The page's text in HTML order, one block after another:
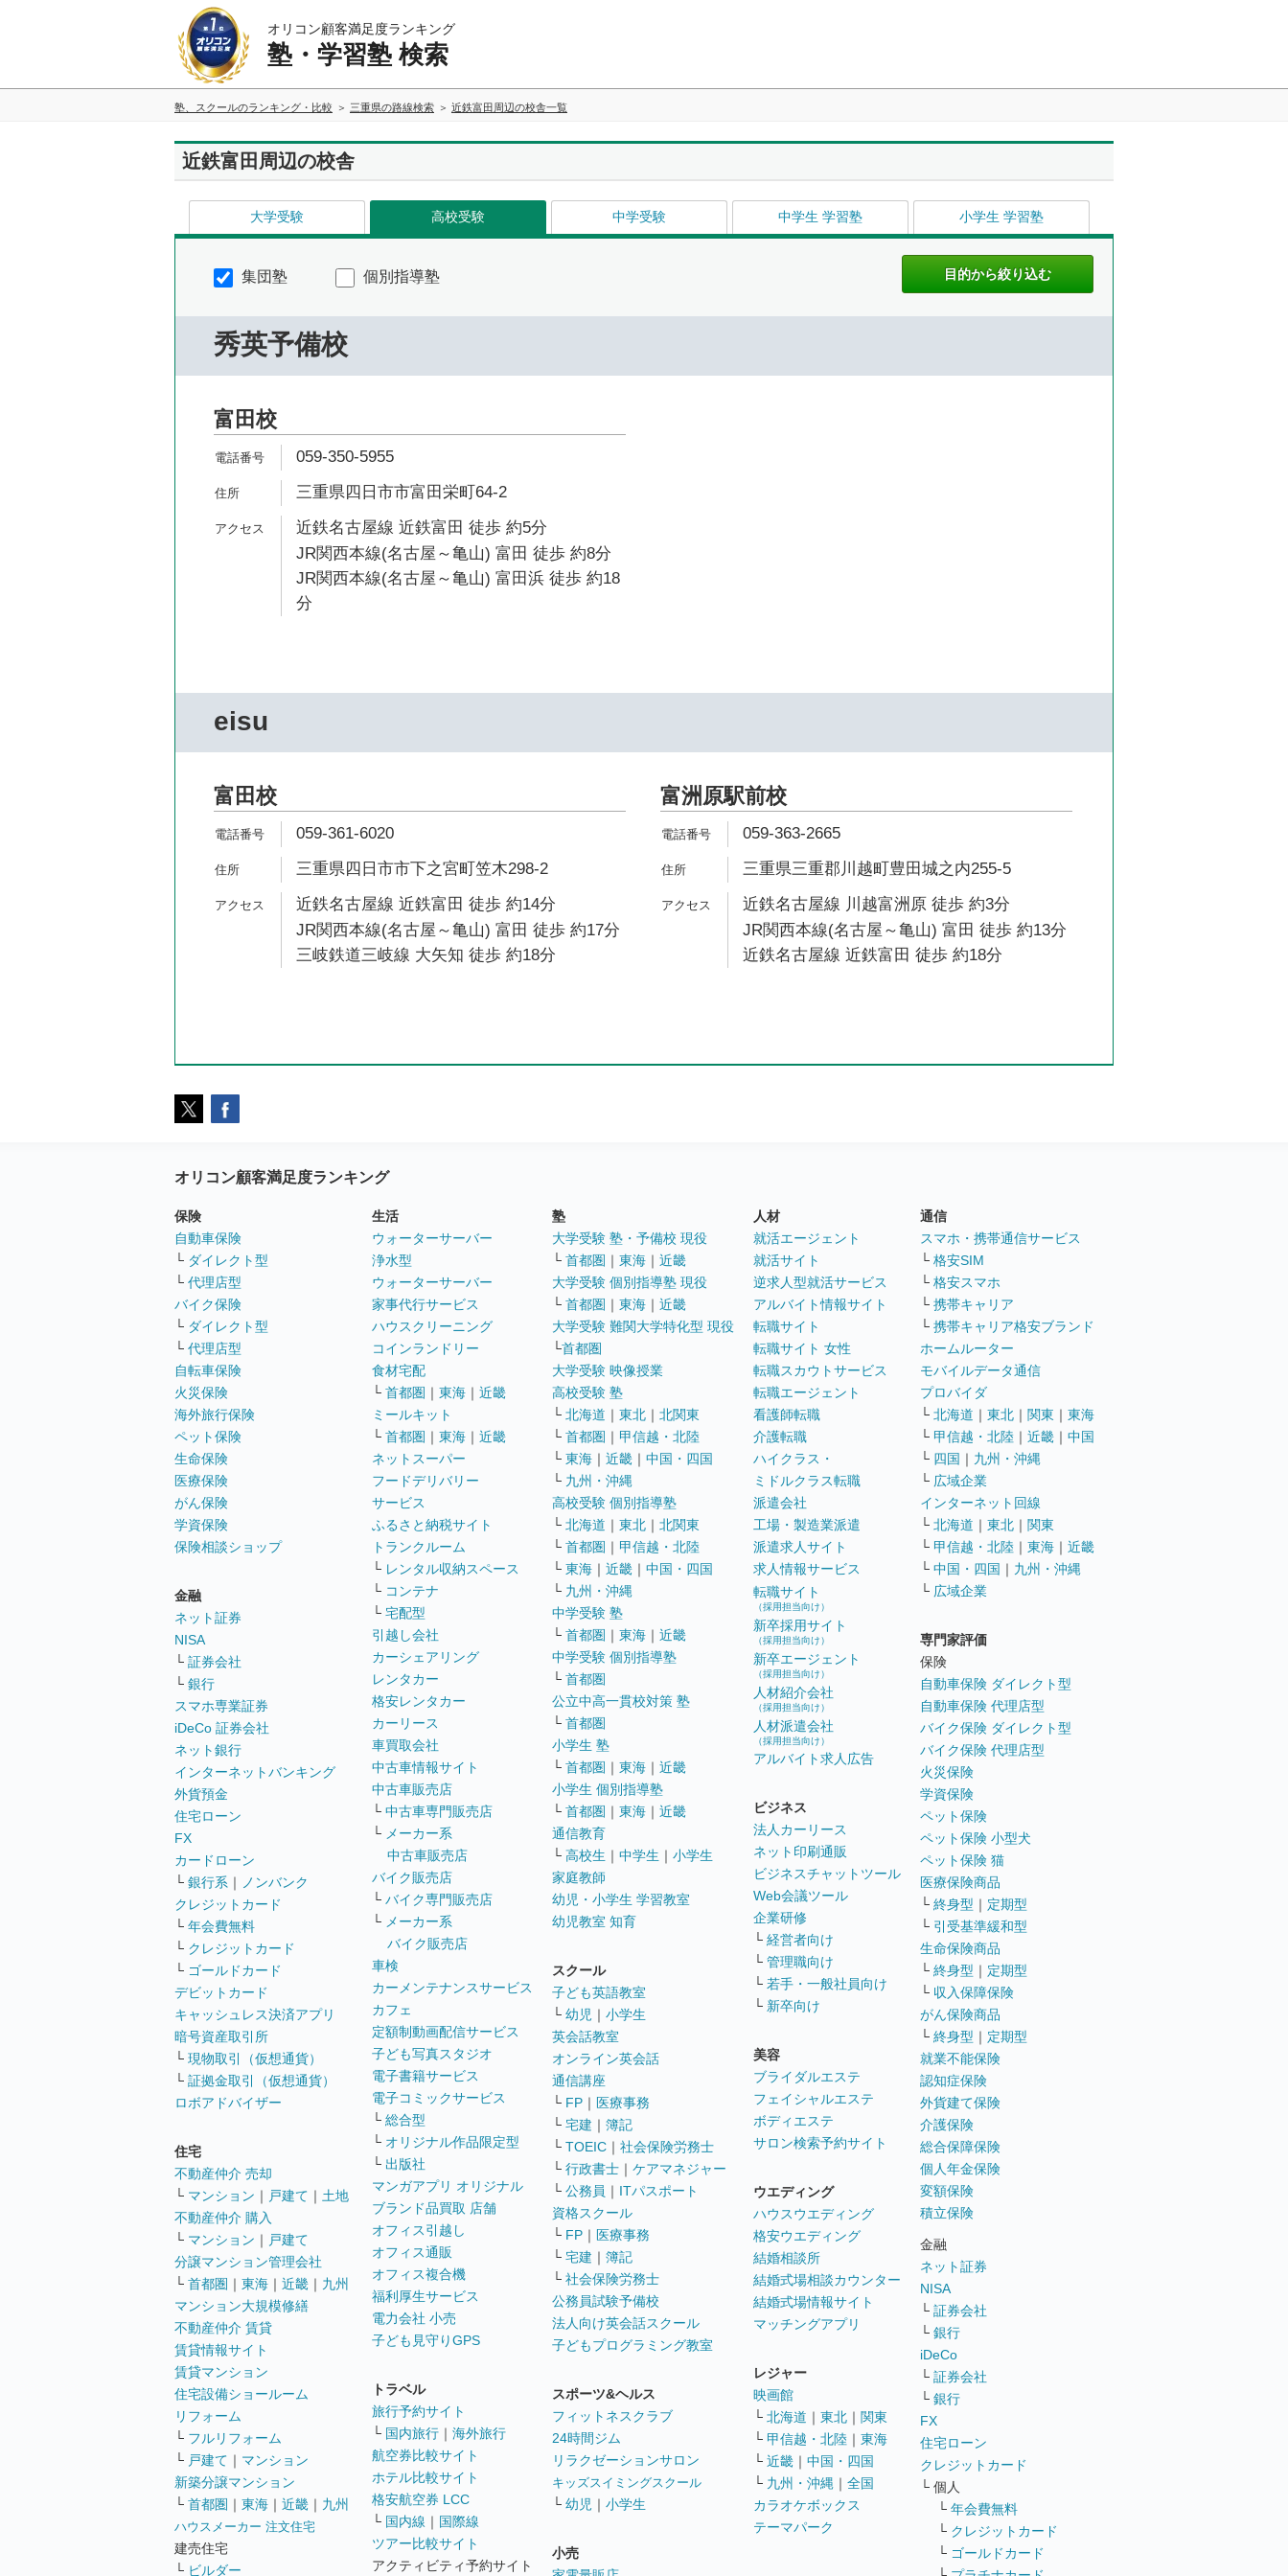
オリコン顧客満足度ランキング
塾・学習塾 検索
塾、スクールのランキング・比較 三重県の路線検索 近鉄富田周辺の校舎一覧
近鉄富田周辺の校舎
大学受験 高校受験 中学受験 中学生 学習塾 小学生 学習塾
集団塾 個別指導塾
秀英予備校
富田校
059-350-5955
三重県四日市市富田栄町64-2
近鉄名古屋線 近鉄富田 徒歩 約5分
JR関西本線(名古屋～亀山) 富田 徒歩 約8分
JR関西本線(名古屋～亀山) 富田浜 徒歩 約18
分
eisu
富田校
059-361-6020
三重県四日市市下之宮町笠木298-2
近鉄名古屋線 近鉄富田 徒歩 約14分
JR関西本線(名古屋～亀山) 富田 徒歩 約17分
三岐鉄道三岐線 大矢知 徒歩 約18分
富洲原駅前校
059-363-2665
三重県三重郡川越町豊田城之内255-5
近鉄名古屋線 川越富洲原 徒歩 約3分
JR関西本線(名古屋～亀山) 富田 徒歩 約13分
近鉄名古屋線 近鉄富田 徒歩 約18分
オリコン顧客満足度ランキング
保険
自動車保険
└ ダイレクト型
└ 代理店型
バイク保険
└ ダイレクト型
└ 代理店型
自転車保険
火災保険
海外旅行保険
ペット保険
生命保険
医療保険
がん保険
学資保険
保険相談ショップ
金融
ネット証券
NISA
└ 証券会社
└ 銀行
スマホ専業証券
iDeCo 証券会社
ネット銀行
インターネットバンキング
外貨預金
住宅ローン
FX
カードローン
└ 銀行系 ｜
ノンバンク
クレジットカード
└ 年会費無料
└ クレジットカード
└ ゴールドカード
デビットカード
キャッシュレス決済アプリ
暗号資産取引所
└ 現物取引（仮想通貨）
└ 証拠金取引（仮想通貨）
ロボアドバイザー
住宅
不動産仲介 売却
└ マンション ｜ 戸建て ｜ 土地
不動産仲介 購入
└ マンション ｜ 戸建て
分譲マンション管理会社
└ 首都圏 ｜ 東海 ｜ 近畿 ｜ 九州
マンション大規模修繕
不動産仲介 賃貸
賃貸情報サイト
賃貸マンション
住宅設備ショールーム
リフォーム
└ フルリフォーム
└ 戸建て ｜ マンション
新築分譲マンション
└ 首都圏 ｜ 東海 ｜ 近畿 ｜ 九州
ハウスメーカー 注文住宅
建売住宅
└ ビルダー
生活
ウォーターサーバー
浄水型
ウォーターサーバー
家事代行サービス
ハウスクリーニング
コインランドリー
食材宅配
└ 首都圏 ｜ 東海 ｜ 近畿
ミールキット
└ 首都圏 ｜ 東海 ｜ 近畿
ネットスーパー
フードデリバリー
サービス
ふるさと納税サイト
トランクルーム
└ レンタル収納スペース
└ コンテナ
└ 宅配型
引越し会社
カーシェアリング
レンタカー
格安レンタカー
カーリース
車買取会社
中古車情報サイト
中古車販売店
└ 中古車専門販売店
└ メーカー系
中古車販売店
バイク販売店
└ バイク専門販売店
└ メーカー系
バイク販売店
車検
カーメンテナンスサービス
カフェ
定額制動画配信サービス
子ども写真スタジオ
電子書籍サービス
電子コミックサービス
└ 総合型
└ オリジナル作品限定型
└ 出版社
マンガアプリ オリジナル
ブランド品買取 店舗
オフィス引越し
オフィス通販
オフィス複合機
福利厚生サービス
電力会社 小売
子ども見守りGPS
トラベル
旅行予約サイト
└ 国内旅行 ｜ 海外旅行
航空券比較サイト
ホテル比較サイト
格安航空券 LCC
└ 国内線 ｜ 国際線
ツアー比較サイト
アクティビティ予約サイト
塾
大学受験 塾・予備校 現役
└ 首都圏 ｜ 東海 ｜ 近畿
大学受験 個別指導塾 現役
└ 首都圏 ｜ 東海 ｜ 近畿
大学受験 難関大学特化型 現役
└首都圏
大学受験 映像授業
高校受験 塾
└ 北海道 ｜ 東北 ｜ 北関東
└ 首都圏 ｜ 甲信越・北陸
└ 東海 ｜ 近畿 ｜ 中国・四国
└ 九州・沖縄
高校受験 個別指導塾
└ 北海道 ｜ 東北 ｜ 北関東
└ 首都圏 ｜ 甲信越・北陸
└ 東海 ｜ 近畿 ｜ 中国・四国
└ 九州・沖縄
中学受験 塾
└ 首都圏 ｜ 東海 ｜ 近畿
中学受験 個別指導塾
└ 首都圏
公立中高一貫校対策 塾
└ 首都圏
小学生 塾
└ 首都圏 ｜ 東海 ｜ 近畿
小学生 個別指導塾
└ 首都圏 ｜ 東海 ｜ 近畿
通信教育
└ 高校生 ｜ 中学生 ｜ 小学生
家庭教師
幼児・小学生 学習教室
幼児教室 知育
スクール
子ども英語教室
└ 幼児 ｜ 小学生
英会話教室
オンライン英会話
通信講座
└ FP ｜ 医療事務
└ 宅建 ｜ 簿記
└ TOEIC ｜ 社会保険労務士
└ 行政書士 ｜ ケアマネジャー
└ 公務員 ｜ ITパスポート
資格スクール
└ FP ｜ 医療事務
└ 宅建 ｜ 簿記
└ 社会保険労務士
公務員試験予備校
法人向け英会話スクール
子どもプログラミング教室
スポーツ&ヘルス
フィットネスクラブ
24時間ジム
リラクゼーションサロン
キッズスイミングスクール
└ 幼児 ｜ 小学生
小売
人材
就活エージェント
就活サイト
逆求人型就活サービス
アルバイト情報サイト
転職サイト
転職サイト 女性
転職スカウトサービス
転職エージェント
看護師転職
介護転職
ハイクラス・
ミドルクラス転職
派遣会社
工場・製造業派遣
派遣求人サイト
求人情報サービス
転職サイト
（採用担当向け）
新卒採用サイト
（採用担当向け）
新卒エージェント
（採用担当向け）
人材紹介会社
（採用担当向け）
人材派遣会社
（採用担当向け）
アルバイト求人広告
ビジネス
法人カーリース
ネット印刷通販
ビジネスチャットツール
Web会議ツール
企業研修
└ 経営者向け
└ 管理職向け
└ 若手・一般社員向け
└ 新卒向け
美容
ブライダルエステ
フェイシャルエステ
ボディエステ
サロン検索予約サイト
ウエディング
ハウスウエディング
格安ウエディング
結婚相談所
結婚式場相談カウンター
結婚式場情報サイト
マッチングアプリ
レジャー
映画館
└ 北海道 ｜ 東北 ｜ 関東
└ 甲信越・北陸 ｜ 東海
└ 近畿 ｜ 中国・四国
└ 九州・沖縄 ｜ 全国
カラオケボックス
テーマパーク
通信
スマホ・携帯通信サービス
└ 格安SIM
└ 格安スマホ
└ 携帯キャリア
└ 携帯キャリア格安ブランド
ホームルーター
モバイルデータ通信
プロバイダ
└ 北海道 ｜ 東北 ｜ 関東 ｜ 東海
└ 甲信越・北陸 ｜ 近畿 ｜ 中国
└ 四国 ｜ 九州・沖縄
└ 広域企業
インターネット回線
└ 北海道 ｜ 東北 ｜ 関東
└ 甲信越・北陸 ｜ 東海 ｜ 近畿
└ 中国・四国 ｜ 九州・沖縄
└ 広域企業
専門家評価
保険
自動車保険 ダイレクト型
自動車保険 代理店型
バイク保険 ダイレクト型
バイク保険 代理店型
火災保険
学資保険
ペット保険
ペット保険 小型犬
ペット保険 猫
医療保険商品
└ 終身型 ｜ 定期型
└ 引受基準緩和型
生命保険商品
└ 終身型 ｜ 定期型
└ 収入保障保険
がん保険商品
└ 終身型 ｜ 定期型
就業不能保険
認知症保険
外貨建て保険
介護保険
総合保障保険
個人年金保険
変額保険
積立保険
金融
ネット証券
NISA
└ 証券会社
└ 銀行
iDeCo
└ 証券会社
└ 銀行
FX
住宅ローン
クレジットカード
└ 個人
└ 年会費無料
└ クレジットカード
└ ゴールドカード